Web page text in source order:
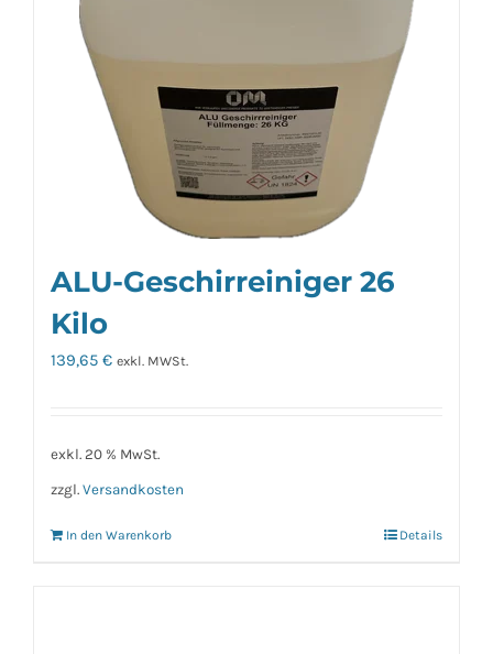
ALU-Geschirreiniger 26
Kilo
139,65 € exkl. MWSt.
exkl. 20 % MwSt.
zzgl. Versandkosten
In den Warenkorb Details